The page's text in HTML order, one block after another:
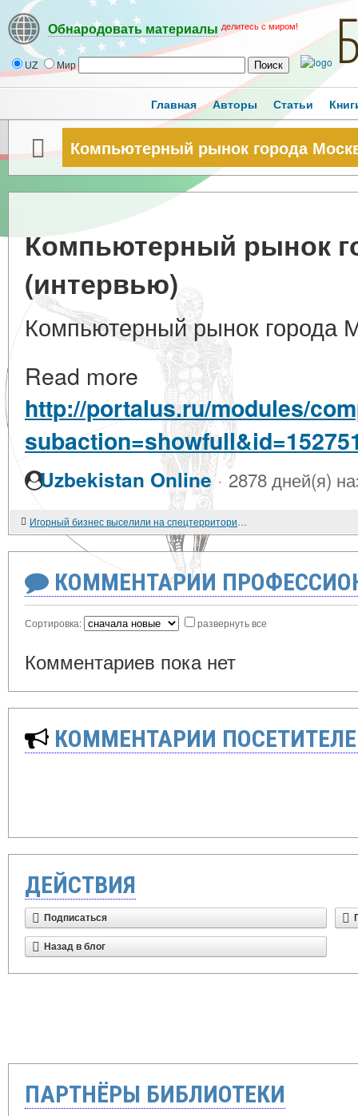
Обнародовать материалы делитесь с миром!
UZ Мир
Главная Авторы Статьи
Компьютерный рынок города
Компьютерный рынок
(интервью)
Компьютерный рынок города
Read more
http://portalus.ru/modules/
Uzbekistan Online · 2878 дней(я)
Игорный бизнес выселили на спецтерритории и в Интернет. И это - ПРАВИЛЬНО (мнение)
КОММЕНТАРИИ
Сортировка: развернуть все
Комментариев пока нет
КОММЕНТАРИИ
ДЕЙСТВИЯ
Подписаться
Назад в блог
ПАРТНЁРЫ БИБЛИОТЕКИ